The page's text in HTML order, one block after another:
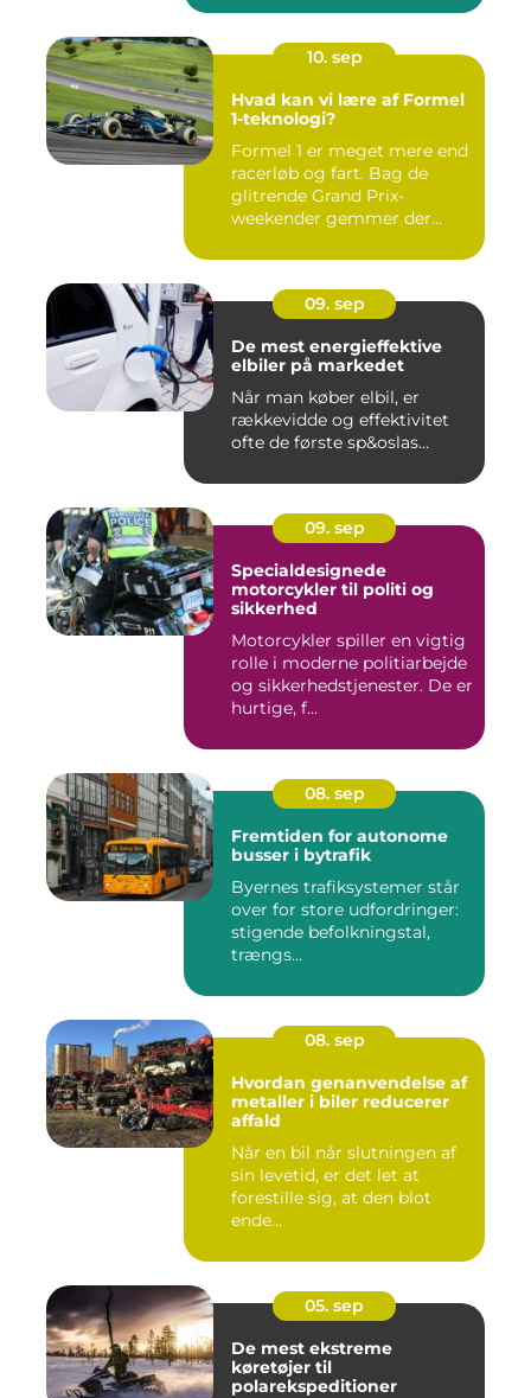
10. sep
Hvad kan vi lære af Formel
1-teknologi?
Formel 1 er meget mere end
racerløb og fart. Bag de
glitrende Grand Prix-
weekender gemmer der...
09. sep
De mest energieffektive
elbiler på markedet
Når man køber elbil, er
rækkevidde og effektivitet
ofte de første sp&oslas...
09. sep
Specialdesignede
motorcykler til politi og
sikkerhed
Motorcykler spiller en vigtig
rolle i moderne politiarbejde
og sikkerhedstjenester. De er
hurtige, f...
08. sep
Fremtiden for autonome
busser i bytrafik
Byernes trafiksystemer står
over for store udfordringer:
stigende befolkningstal,
trængs...
08. sep
Hvordan genanvendelse af
metaller i biler reducerer
affald
Når en bil når slutningen af
sin levetid, er det let at
forestille sig, at den blot
ende...
05. sep
De mest ekstreme
køretøjer til
polarekspeditioner